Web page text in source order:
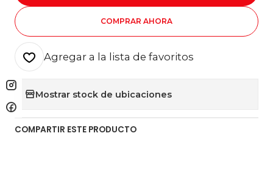
COMPRAR AHORA
Agregar a la lista de favoritos
Mostrar stock de ubicaciones
COMPARTIR ESTE PRODUCTO